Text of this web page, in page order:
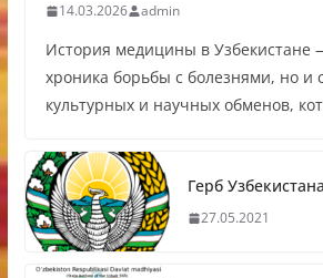
14.03.2026 admin
История медицины в Узбекистане
хроника борьбы с болезнями, но и
культурных и научных обменов,
Герб Узбекистана
27.05.2021